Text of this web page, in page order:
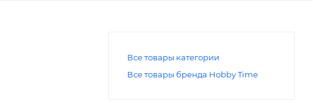
Все товары категории
Все товары бренда Hobby Time